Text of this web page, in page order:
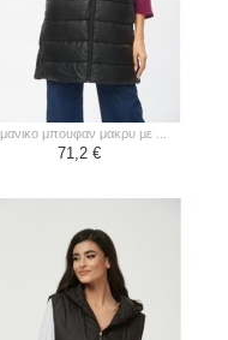
αμανικο μπουφαν μακρυ με ...
71,2 €